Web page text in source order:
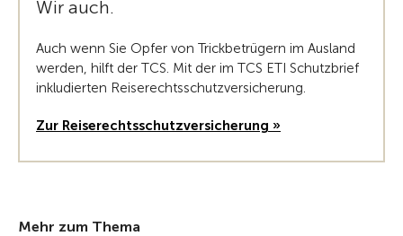
Wir auch.
Auch wenn Sie Opfer von Trickbetrügern im Ausland
werden, hilft der TCS. Mit der im TCS ETI Schutzbrief
inkludierten Reiserechtsschutzversicherung.
Zur Reiserechtsschutzversicherung »
Mehr zum Thema